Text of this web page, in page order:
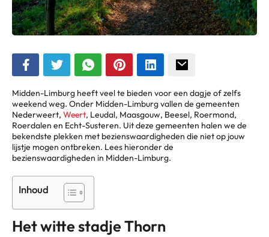
Midden-Limburg heeft veel te bieden voor een dagje of zelfs
weekend weg. Onder Midden-Limburg vallen de gemeenten
Nederweert, Weert, Leudal, Maasgouw, Beesel, Roermond,
Roerdalen en Echt-Susteren. Uit deze gemeenten halen we de
bekendste plekken met bezienswaardigheden die niet op jouw
lijstje mogen ontbreken. Lees hieronder de
bezienswaardigheden in Midden-Limburg.
Inhoud
Het witte stadje Thorn